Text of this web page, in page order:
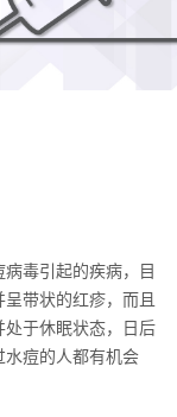
病毒引起的疾病，目
带状的红疹，而且
处于休眠状态，日后
水痘的人都有机会